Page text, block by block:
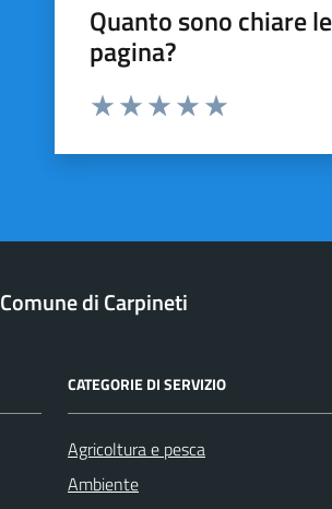
Quanto sono chiare
pagina?
Comune di Carpineti
CATEGORIE DI SERVIZIO
Agricoltura e pesca
Ambiente